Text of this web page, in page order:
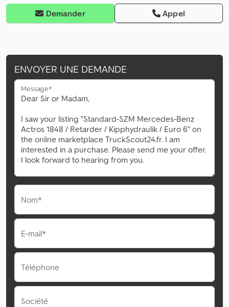
Demander Appel
ENVOYER UNE DEMANDE
Message*
Nom*
E-mail*
Téléphone
Société